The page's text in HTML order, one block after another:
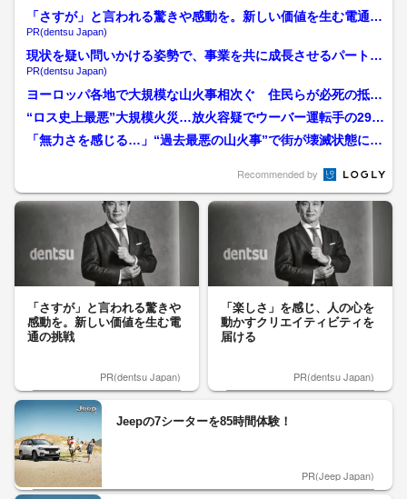
「さすが」と言われる驚きや感動を。新しい価値を生む電通の
挑戦
PR(dentsu Japan)
現状を疑い問いかける姿勢で、事業を共に成長させるパートナ
ーへ
PR(dentsu Japan)
ヨーロッパ各地で大規模な山火事相次ぐ 住民らが必死の抵抗
も“熱波”で土地が乾燥 ...
“ロス史上最悪”大規模火災…放火容疑でウーバー運転手の29歳
男を逮捕 火をつけ自...
「無力さを感じる…」“過去最悪の山火事”で街が壊滅状態に
Recommended by
「さすが」と言われる驚きや
感動を。新しい価値を生む電
通の挑戦
PR(dentsu Japan)
「楽しさ」を感じ、人の心を
動かすクリエイティビティを
届ける
PR(dentsu Japan)
Jeepの7シーターを85時間体験！
PR(Jeep Japan)